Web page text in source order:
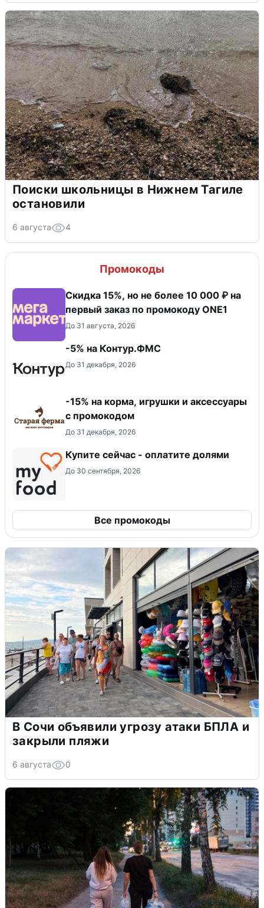
Поиски школьницы в Нижнем Тагиле
остановили
6 августа 4
Промокоды
Скидка 15%, но не более 10 000 ₽ на
первый заказ по промокоду ONE1
До 31 августа, 2026
-5% на Контур.ФМС
До 31 декабря, 2026
-15% на корма, игрушки и аксессуары
с промокодом
До 31 декабря, 2026
Купите сейчас - оплатите долями
До 30 сентября, 2026
Все промокоды
В Сочи объявили угрозу атаки БПЛА и
закрыли пляжи
6 августа 0